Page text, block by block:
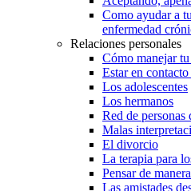
Como ayudar a
enfermedad
Relaciones personales
Cómo manejar
Estar en
Los adolescentes
Los hermanos
Red de personas
Malas
El divorcio
La terapia para
Pensar de
Las amistades